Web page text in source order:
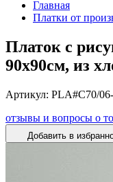
Главная
Платки от
Платок с
90х90см, из
Артикул: PLA#C70/
отзывы и вопросы о
Добавить в